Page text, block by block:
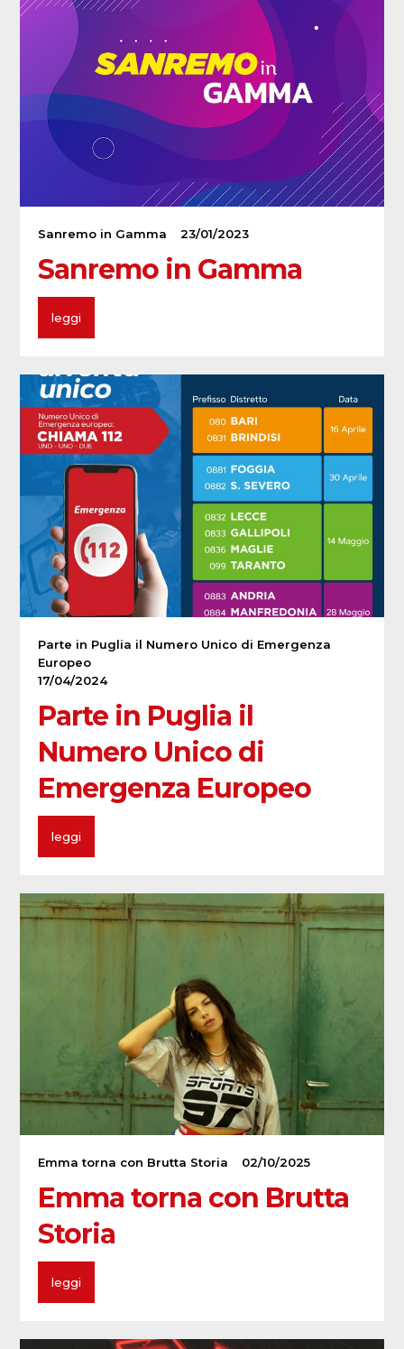
Sanremo in Gamma 23/01/2023
Sanremo in Gamma
leggi
Parte in Puglia il Numero Unico di Emergenza
Europeo
17/04/2024
Parte in Puglia il
Numero Unico di
Emergenza Europeo
leggi
Emma torna con Brutta Storia 02/10/2025
Emma torna con Brutta
Storia
leggi